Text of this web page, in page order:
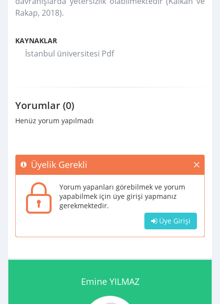
Rakap, 2018).
KAYNAKLAR
İstanbul üniversitesi Pdf
Yorumlar (0)
Henüz yorum yapılmadı
Üyelik Gerekli
Yorum yapanları görebilmek ve yorum
yapabilmek için üye girişi yapmanız
gerekmektedir.
Üye Girişi
Emine YILMAZ